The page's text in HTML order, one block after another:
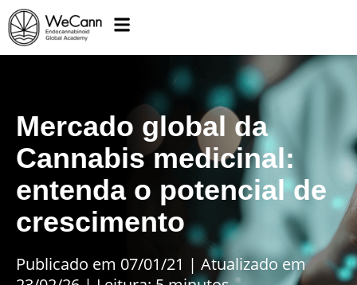
Mercado global da
Cannabis medicinal:
entenda o potencial de
crescimento
Publicado em 07/01/21 | Atualizado em